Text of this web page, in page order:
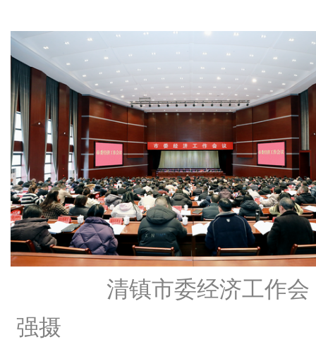
清镇市委经济工作会
强摄